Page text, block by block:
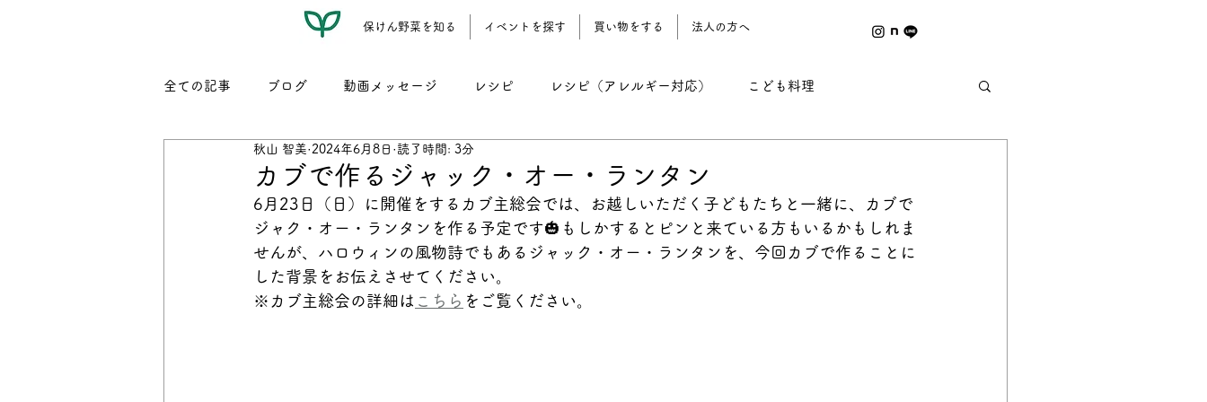
保けん野菜を知る イベントを探す 買い物をする 法人の方へ
全ての記事 ブログ 動画メッセージ レシピ レシピ（アレルギー対応） こども料理
レシピ（名もなき我が家料理） レシピ（野菜おやつ）
カブで作るジャック・オー・ランタン
秋山 智美 2024年6月8日 読了時間: 3分
6月23日（日）に開催をするカブ主総会では、お越しいただく子どもたちと一緒に、カブで
ジャク・オー・ランタンを作る予定です🎃もしかするとピンと来ている方もいるかもしれま
せんが、ハロウィンの風物詩でもあるジャック・オー・ランタンを、今回カブで作ることに
した背景をお伝えさせてください。
※カブ主総会の詳細は こちら をご覧ください。